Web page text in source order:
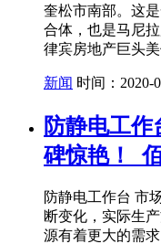
奎松市南部。这
合体，也是马尼
律宾房地产巨头
新闻 时间：2020-
防静电工作
碑惊艳！_
防静电工作台 市
断变化，实际生
源有着更大的需